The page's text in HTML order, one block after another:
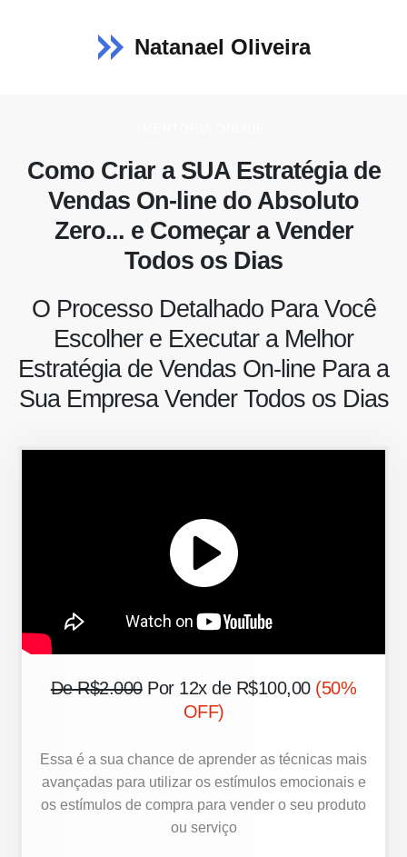
Natanael Oliveira
Como Criar a SUA Estratégia de
Vendas On-line do Absoluto
Zero... e Começar a Vender
Todos os Dias
O Processo Detalhado Para Você
Escolher e Executar a Melhor
Estratégia de Vendas On-line Para a
Sua Empresa Vender Todos os Dias
De R$2.000Por 12x de R$100,00 (50%
OFF)
Essa é a sua chance de aprender as técnicas mais
avançadas para utilizar os estímulos emocionais e
os estímulos de compra para vender o seu produto
ou serviço